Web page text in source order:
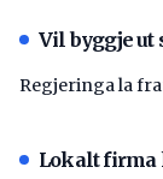
Vil byggje ut
Regjeringa la
Lokalt firma